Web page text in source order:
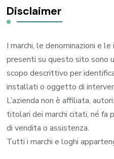
Disclaimer
I marchi, le denominazioni e
presenti su questo sito sono
scopo descrittivo per
installati o oggetto di
L’azienda non è affiliata,
titolari dei marchi citati, né
di vendita o assistenza.
Tutti i marchi e loghi